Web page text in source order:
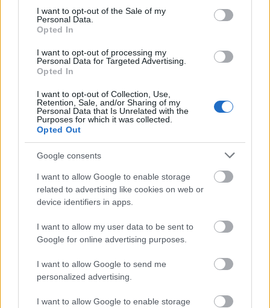
consent section.
I want to opt-out of the Sale of my
Personal Data.
Opted In
I want to opt-out of processing my
Personal Data for Targeted Advertising.
Opted In
I want to opt-out of Collection, Use,
Retention, Sale, and/or Sharing of my
Personal Data that Is Unrelated with the
Purposes for which it was collected.
Opted Out
Google consents
I want to allow Google to enable storage
related to advertising like cookies on web or
device identifiers in apps.
I want to allow my user data to be sent to
Google for online advertising purposes.
I want to allow Google to send me
personalized advertising.
I want to allow Google to enable storage
El técnico Didier Deschamps suele apostar siempre por un
que se sientan cómodos sus jugadores ofensivos. Y es que
pocos equipos en el torneo tienen el ataque de los galos,
Rayan Cherki será quien enlace el centro del campo con el
ataque, pero no está claro que el jugador del Manchester
City vaya a ser titular indiscutible. Dependiendo del partido,
Deschamps podría introducir en ese puesto a un tercer
quienes lucharán por un hueco en el once con Manu Koné.
No se puede descartar tampoco que Deschamps utilice un
mediapunta y jugando en su puesto su compañero del PSG,
Desiré Doué.
En defensa, la única posición en duda es el lateral
clasificación a Lucas Digne (Aston Villa) y Theo Hernández